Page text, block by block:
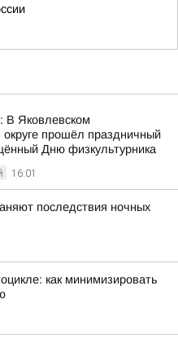
В Яковлевском
прошёл праздничный
Дню физкультурника
16:01
последствия ночных
как минимизировать